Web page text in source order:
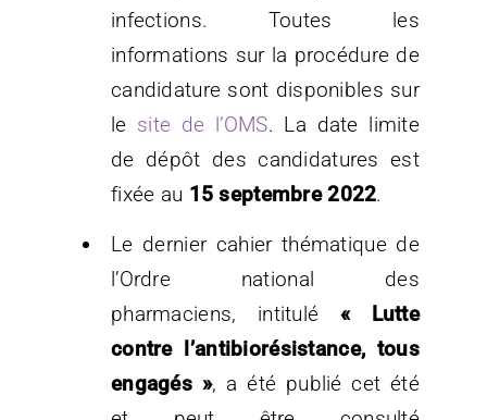
infections. Toutes les
informations sur la procédure de
candidature sont disponibles sur
le site de l’OMS. La date limite
de dépôt des candidatures est
fixée au 15 septembre 2022.
Le dernier cahier thématique de
l’Ordre national des
pharmaciens, intitulé « Lutte
contre l’antibiorésistance, tous
engagés », a été publié cet été